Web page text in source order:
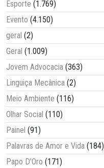
Esporte (1.769)
Evento (4.150)
geral (2)
Geral (1.009)
Jovem Advocacia (363)
Linguiça Mecânica (2)
Meio Ambiente (116)
Olhar Social (110)
Painel (91)
Palavras de Amor e Vida (184)
Papo D'Oro (171)